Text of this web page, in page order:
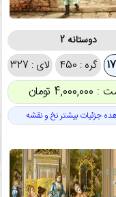
دوستانه 2
گره : 450 لای : 327
تومان
جزئیات بیشتر نخ و نقشه